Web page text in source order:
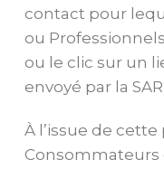
contact pour
ou
ou le clic sur un
envoyé par la
À l’issue de
Consommateurs